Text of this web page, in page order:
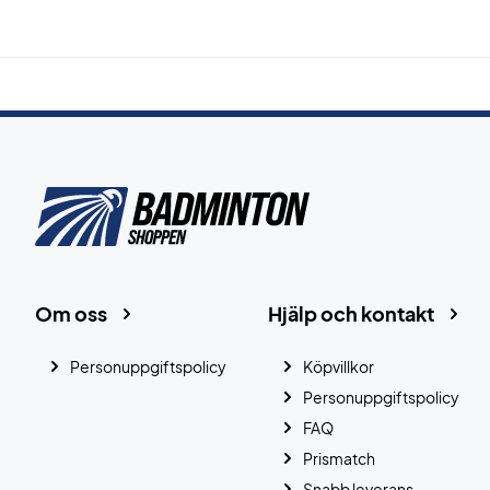
Hjälp och kontakt
Köpvillkor
Personuppgiftspolicy
FAQ
Prismatch
Om oss
Personuppgiftspolicy